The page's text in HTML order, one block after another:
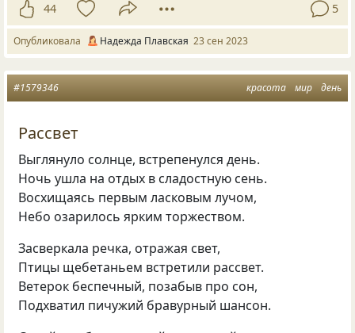
44 5
Опубликовала Надежда Плавская 23 сен 2023
красота мир день
#1579346
Рассвет
Выглянуло солнце, встрепенулся день.
Ночь ушла на отдых в сладостную сень.
Восхищаясь первым ласковым лучом,
Небо озарилось ярким торжеством.
Засверкала речка, отражая свет,
Птицы щебетаньем встретили рассвет.
Ветерок беспечный, позабыв про сон,
Подхватил пичужий бравурный шансон.